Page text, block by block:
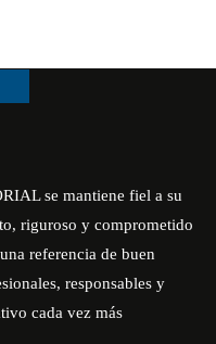
se mantiene fiel a su
riguroso y comprometido
referencia de buen
responsables y
cada vez más